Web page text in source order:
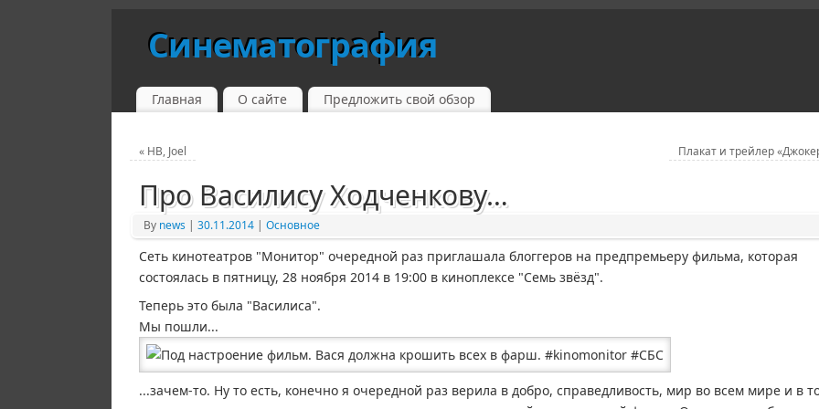
Синематография
Главная О сайте Предложить свой обзор
« HB, Joel Плакат и трейлер
Про Василису Ходченкову…
By news | 30.11.2014 | Основное
Сеть кинотеатров "Монитор" очередной раз приглашала блоггеров на предпремьеру фильма, которая
состоялась в пятницу, 28 ноября 2014 в 19:00 в киноплексе "Семь звёзд".
Теперь это была "Василиса".
Мы пошли...
...зачем-то. Ну то есть, конечно я очередной раз верила в добро, справедливость, мир во всем мире и в